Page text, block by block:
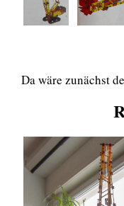
Da wäre zunächst